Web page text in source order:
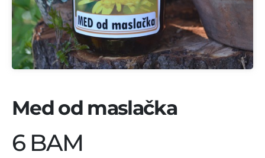
Med od maslačka
6 BAM